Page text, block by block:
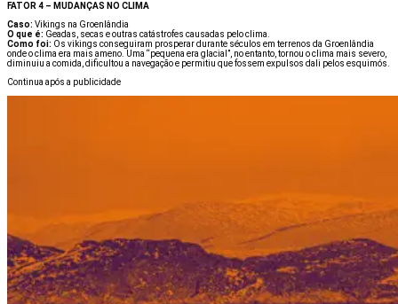
FATOR 4 – MUDANÇAS NO CLIMA
Caso: Vikings na Groenlândia
O que é: Geadas, secas e outras catástrofes causadas pelo clima.
Como foi: Os vikings conseguiram prosperar durante séculos em terrenos da Groenlândia
onde o clima era mais ameno. Uma “pequena era glacial”, no entanto, tornou o clima mais severo,
diminuiu a comida, dificultou a navegação e permitiu que fossem expulsos dali pelos esquimós.
Continua após a publicidade